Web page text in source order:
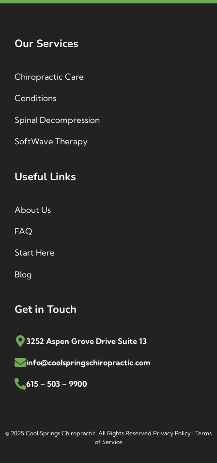
Our Services
Chiropractic Care
Conditions
Spinal Decompression
SoftWave Therapy
Useful Links
About Us
FAQ
Start Here
Blog
Get in Touch
3252 Aspen Grove Drive Suite 13
info@coolspringschiropractic.com
615 – 503 – 9900
© 2025 Cool Springs Chiropractic. All Rights Reserved Privacy Policy | Terms
of Service